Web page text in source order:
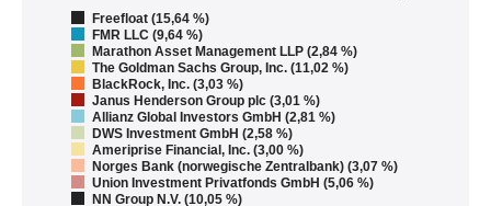
Freefloat (15,64 %)
FMR LLC (9,64 %)
Marathon Asset Management LLP (2,84 %)
The Goldman Sachs Group, Inc. (11,02 %)
BlackRock, Inc. (3,03 %)
Janus Henderson Group plc (3,01 %)
Allianz Global Investors GmbH (2,81 %)
DWS Investment GmbH (2,58 %)
Ameriprise Financial, Inc. (3,00 %)
Norges Bank (norwegische Zentralbank) (3,07 %)
Union Investment Privatfonds GmbH (5,06 %)
NN Group N.V. (10,05 %)